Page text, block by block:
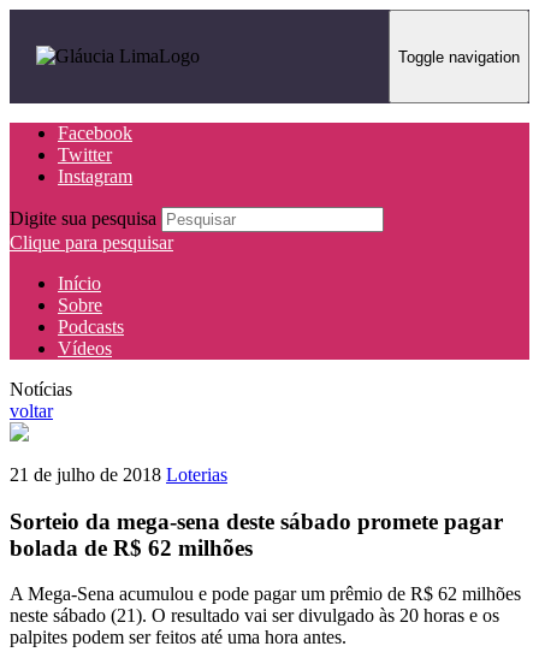
Toggle navigation
Facebook
Twitter
Instagram
Digite sua pesquisa
Clique para pesquisar
Início
Sobre
Podcasts
Vídeos
Notícias
voltar
21 de julho de 2018 Loterias
Sorteio da mega-sena deste sábado promete pagar
bolada de R$ 62 milhões
A Mega-Sena acumulou e pode pagar um prêmio de R$ 62 milhões
neste sábado (21). O resultado vai ser divulgado às 20 horas e os
palpites podem ser feitos até uma hora antes.